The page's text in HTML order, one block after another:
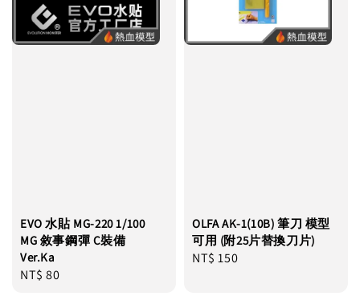
EVO 水貼 MG-220 1/100
MG 敘事鋼彈 C裝備
Ver.Ka
Regular
NT$ 80
OLFA AK-1(10B) 筆刀 模型
可用 (附25片替換刀片)
Regular
NT$ 150